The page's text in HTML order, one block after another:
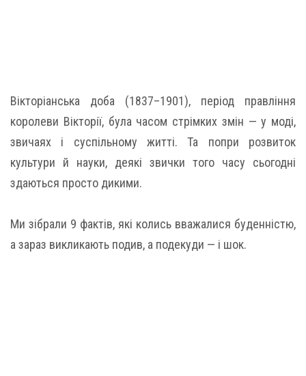
Вікторіанська доба (1837–1901), період правління
королеви Вікторії, була часом стрімких змін — у моді,
звичаях і суспільному житті. Та попри розвиток
культури й науки, деякі звички того часу сьогодні
здаються просто дикими.
Ми зібрали 9 фактів, які колись вважалися буденністю,
а зараз викликають подив, а подекуди — і шок.